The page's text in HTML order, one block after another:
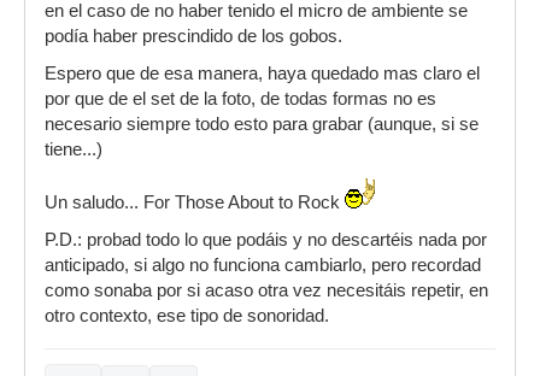
en el caso de no haber tenido el micro de ambiente se
podía haber prescindido de los gobos.
Espero que de esa manera, haya quedado mas claro el
por que de el set de la foto, de todas formas no es
necesario siempre todo esto para grabar (aunque, si se
tiene...)
Un saludo... For Those About to Rock
P.D.: probad todo lo que podáis y no descartéis nada por
anticipado, si algo no funciona cambiarlo, pero recordad
como sonaba por si acaso otra vez necesitáis repetir, en
otro contexto, ese tipo de sonoridad.